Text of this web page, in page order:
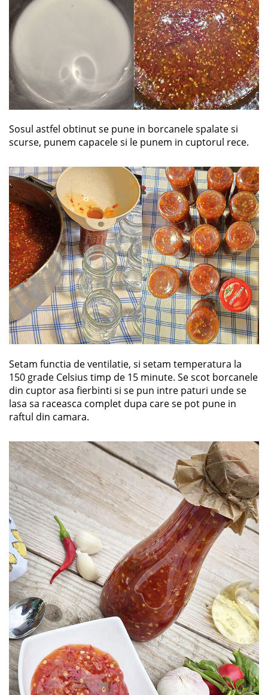
Sosul astfel obtinut se pune in borcanele spalate si
scurse, punem capacele si le punem in cuptorul rece.
Setam functia de ventilatie, si setam temperatura la
150 grade Celsius timp de 15 minute. Se scot borcanele
din cuptor asa fierbinti si se pun intre paturi unde se
lasa sa raceasca complet dupa care se pot pune in
raftul din camara.